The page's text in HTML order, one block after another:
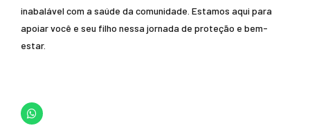
inabalável com a saúde da comunidade. Estamos aqui para
apoiar você e seu filho nessa jornada de proteção e bem-
estar.